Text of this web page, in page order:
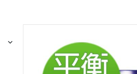
代謝